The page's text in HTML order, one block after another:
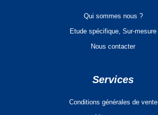
Qui sommes nous ?
Etude spécifique, Sur-mesure
Nous contacter
Services
Conditions générales de vente